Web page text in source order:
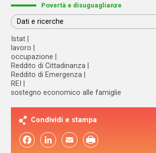
Povertà e disuguaglianze
Dati e ricerche
Istat
lavoro
occupazione
Reddito di Cittadinanza
Reddito di Emergenza
REI
sostegno economico alle famiglie
Condividi e stampa
FacebookLinkedIn Email